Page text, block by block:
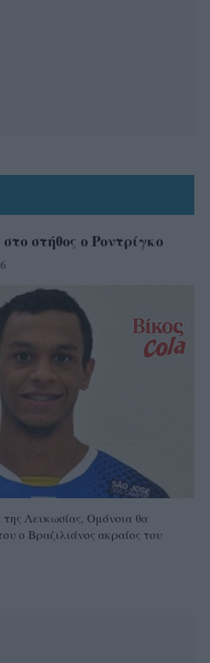
στήθος ο Ροντρίγκο
Λευκωσίας, Ομόνοια θα
ο Βραζιλιάνος ακραίος του